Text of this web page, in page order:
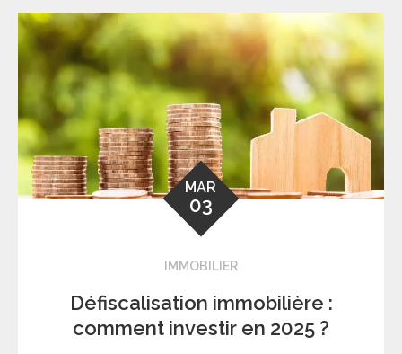
MAR
03
IMMOBILIER
Défiscalisation immobilière :
comment investir en 2025 ?